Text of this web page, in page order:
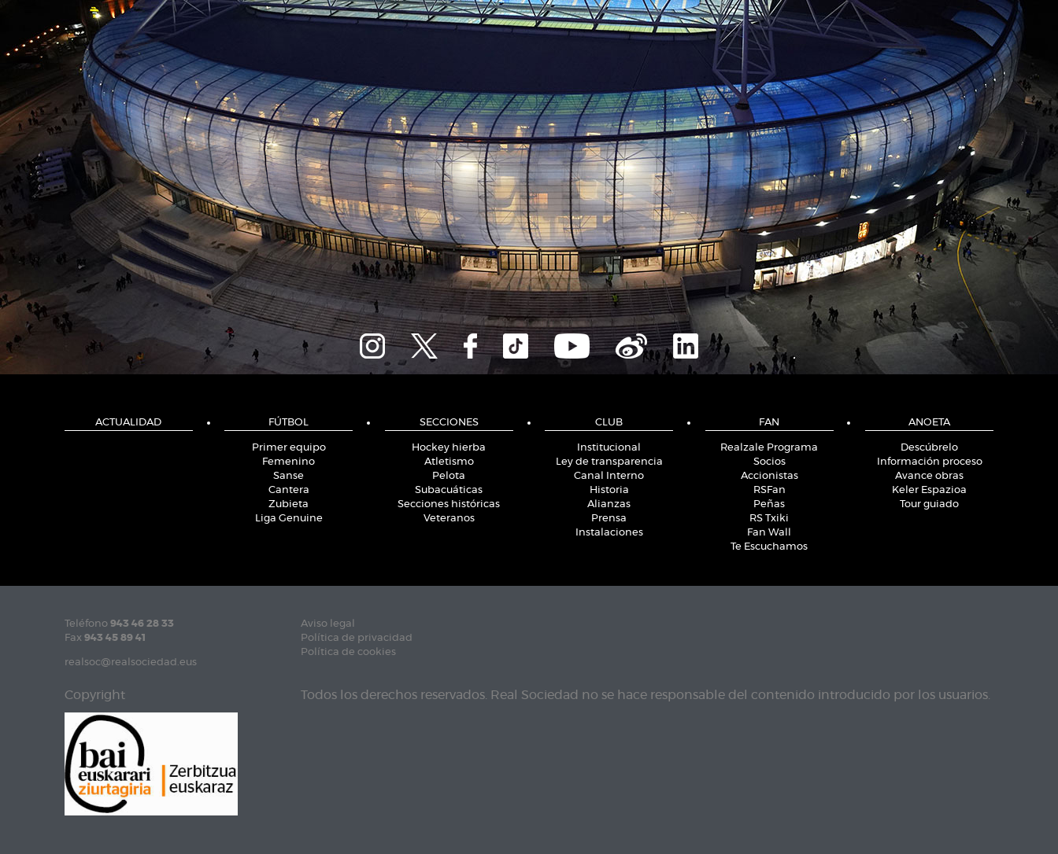
ACTUALIDAD FÚTBOL
Primer equipo
Femenino
Sanse
Cantera
Zubieta
Liga Genuine
SECCIONES
Hockey hierba
Atletismo
Pelota
Subacuáticas
Secciones históricas
Veteranos
CLUB
Institucional
Ley de transparencia
Canal Interno
Historia
Alianzas
Prensa
Instalaciones
FAN
Realzale Programa
Socios
Accionistas
RSFan
Peñas
RS Txiki
Fan Wall
Te Escuchamos
ANOETA
Descúbrelo
Información proceso
Avance obras
Keler Espazioa
Tour guiado
Teléfono 943 46 28 33
Fax 943 45 89 41
realsoc@realsociedad.eus
Aviso legal
Política de privacidad
Política de cookies
Copyright Todos los derechos reservados. Real Sociedad no se hace responsable del contenido introducido por los usuarios.